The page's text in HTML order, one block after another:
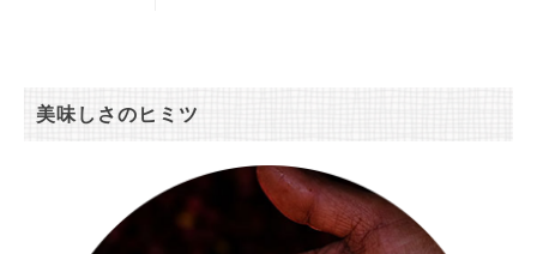
美味しさのヒミツ